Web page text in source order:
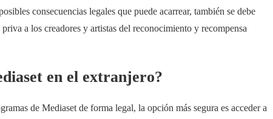
consecuencias legales que puede acarrear, también se debe
a los creadores y artistas del reconocimiento y recompensa
en el extranjero?
de Mediaset de forma legal, la opción más segura es acceder a